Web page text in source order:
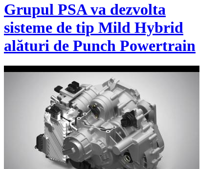
Grupul PSA va dezvolta
sisteme de tip Mild Hybrid
alături de Punch Powertrain